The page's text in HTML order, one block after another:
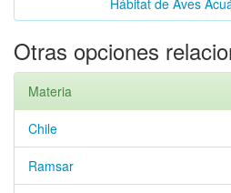
Hábitat de Aves
Otras opciones
Materia
Chile
Ramsar